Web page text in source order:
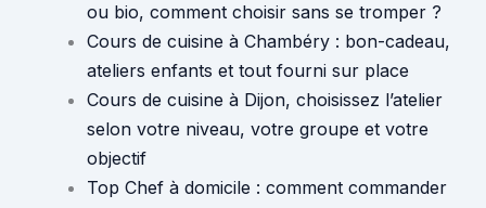
ou bio, comment choisir sans se tromper ?
Cours de cuisine à Chambéry : bon-cadeau,
ateliers enfants et tout fourni sur place
Cours de cuisine à Dijon, choisissez l’atelier
selon votre niveau, votre groupe et votre
objectif
Top Chef à domicile : comment commander